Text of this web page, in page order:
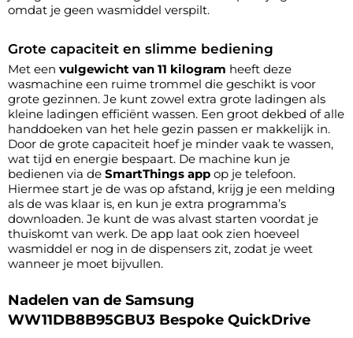
omdat je geen wasmiddel verspilt.
Grote capaciteit en slimme bediening
Met een vulgewicht van 11 kilogram heeft deze
wasmachine een ruime trommel die geschikt is voor
grote gezinnen. Je kunt zowel extra grote ladingen als
kleine ladingen efficiënt wassen. Een groot dekbed of alle
handdoeken van het hele gezin passen er makkelijk in.
Door de grote capaciteit hoef je minder vaak te wassen,
wat tijd en energie bespaart. De machine kun je
bedienen via de SmartThings app op je telefoon.
Hiermee start je de was op afstand, krijg je een melding
als de was klaar is, en kun je extra programma’s
downloaden. Je kunt de was alvast starten voordat je
thuiskomt van werk. De app laat ook zien hoeveel
wasmiddel er nog in de dispensers zit, zodat je weet
wanneer je moet bijvullen.
Nadelen van de Samsung
WW11DB8B95GBU3 Bespoke QuickDrive